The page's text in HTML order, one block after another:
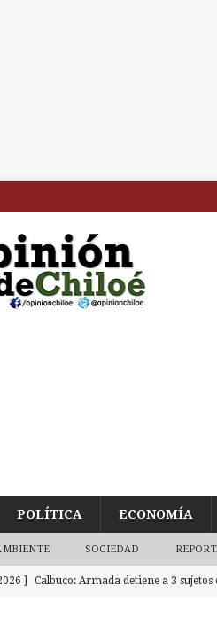
POLÍTICA ECONOMÍA
SOCIEDAD
] Calbuco: Armada detiene a 3